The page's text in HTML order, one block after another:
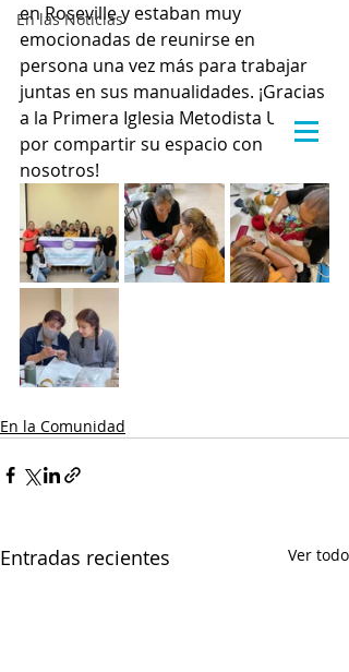
En las Noticias
en Roseville y estaban muy
emocionadas de reunirse en
persona una vez más para trabajar
juntas en sus manualidades. ¡Gracias
a la Primera Iglesia Metodista Unida
por compartir su espacio con
nosotros!
En la Comunidad
Entradas recientes Ver todo